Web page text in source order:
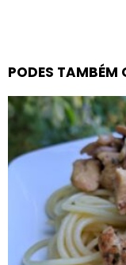
PODES TAMBÉM